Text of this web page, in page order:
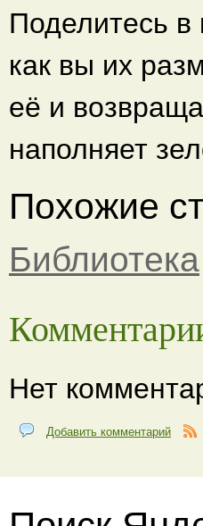
Поделитесь в
как вы их
её и
наполняет
Похожие
Библиотека
Нет
Добавить комментарий